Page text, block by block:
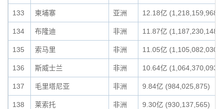
133 柬埔寨 亚洲 12.18亿 (1,218,159,968)
134 布隆迪 非洲 11.87亿 (1,187,230,148)
135 索马里 非洲 11.05亿 (1,105,082,030)
136 斯威士兰 非洲 10.64亿 (1,064,370,093)
137 毛里塔尼亚 非洲 9.84亿 (984,025,875)
138 莱索托 非洲 9.30亿 (930,137,565)